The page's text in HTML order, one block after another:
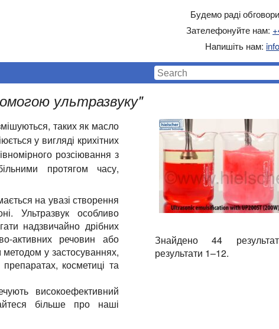
Будемо раді
Зателефонуйте нам:
Напишіть нам:
ультразвуку"
таких як масло
у вигляді крихітних
розсіювання з
протягом часу,
на увазі створення
Ультразвук особливо
надзвичайно дрібних
активних речовин або
у застосуваннях,
косметиці та
високоефективний
більше про наші
Знайдено 44
результати 1–12.